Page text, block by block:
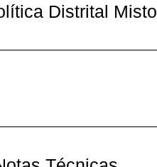
Distrital Misto